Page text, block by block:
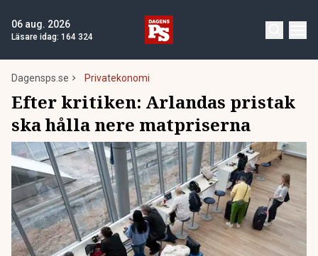
06 aug. 2026
Läsare idag: 164 324
Dagensps.se Privatekonomi
Efter kritiken: Arlandas pristak
ska hålla nere matpriserna